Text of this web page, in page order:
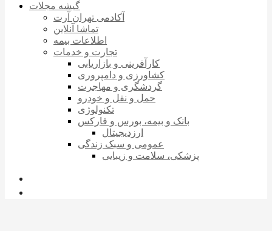
گیشه مجلات
آکادمی تهران آرت
تماشا آنلاین
اطلاعات بیمه
تجارت و خدمات
کارآفرینی و بازاریابی
کشاورزی و دامپروری
گردشگری و مهاجرت
حمل و نقل و خودرو
تکنولوژی
بانک و بیمه، بورس و فارکس
ارزدیجیتال
عمومی و سبک زندگی
پزشکی، سلامت و زیبایی